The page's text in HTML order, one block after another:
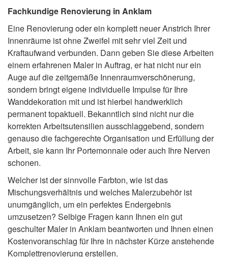
Fachkundige Renovierung in Anklam
Eine Renovierung oder ein komplett neuer Anstrich Ihrer
Innenräume ist ohne Zweifel mit sehr viel Zeit und
Kraftaufwand verbunden. Dann geben Sie diese Arbeiten
einem erfahrenen Maler in Auftrag, er hat nicht nur ein
Auge auf die zeitgemäße Innenraumverschönerung,
sondern bringt eigene individuelle Impulse für Ihre
Wanddekoration mit und ist hierbei handwerklich
permanent topaktuell. Bekanntlich sind nicht nur die
korrekten Arbeitsutensilien ausschlaggebend, sondern
genauso die fachgerechte Organisation und Erfüllung der
Arbeit, sie kann Ihr Portemonnaie oder auch Ihre Nerven
schonen.
Welcher ist der sinnvolle Farbton, wie ist das
Mischungsverhältnis und welches Malerzubehör ist
unumgänglich, um ein perfektes Endergebnis
umzusetzen? Selbige Fragen kann Ihnen ein gut
geschulter Maler in Anklam beantworten und Ihnen einen
Kostenvoranschlag für Ihre in nächster Kürze anstehende
Komplettrenovierung erstellen.